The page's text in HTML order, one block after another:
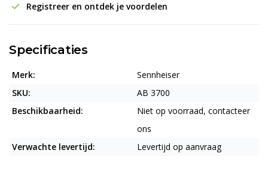
Registreer en ontdek je voordelen
Specificaties
Merk:
Sennheiser
SKU:
AB 3700
Beschikbaarheid:
Niet op voorraad, contacteer
ons
Verwachte levertijd:
Levertijd op aanvraag